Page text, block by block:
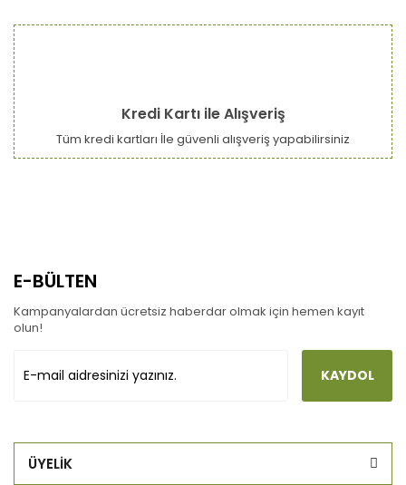
Kredi Kartı ile Alışveriş
Tüm kredi kartları İle güvenli alışveriş yapabilirsiniz
E-BÜLTEN
Kampanyalardan ücretsiz haberdar olmak için hemen kayıt
olun!
KAYDOL
ÜYELİK